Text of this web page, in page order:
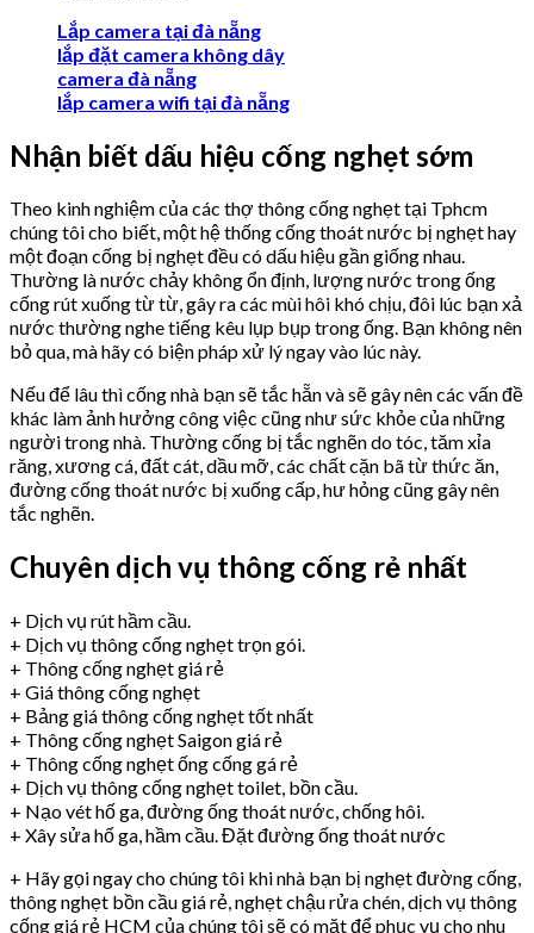
Lắp camera tại đà nẵng
lắp đặt camera không dây
camera đà nẵng
lắp camera wifi tại đà nẵng
Nhận biết dấu hiệu cống nghẹt sớm
Theo kinh nghiệm của các thợ thông cống nghẹt tại Tphcm
chúng tôi cho biết, một hệ thống cống thoát nước bị nghẹt hay
một đoạn cống bị nghẹt đều có dấu hiệu gần giống nhau.
Thường là nước chảy không ổn định, lượng nước trong ống
cống rút xuống từ từ, gây ra các mùi hôi khó chịu, đôi lúc bạn xả
nước thường nghe tiếng kêu lụp bụp trong ống. Bạn không nên
bỏ qua, mà hãy có biện pháp xử lý ngay vào lúc này.
Nếu để lâu thì cống nhà bạn sẽ tắc hẵn và sẽ gây nên các vấn đề
khác làm ảnh hưởng công việc cũng như sức khỏe của những
người trong nhà. Thường cống bị tắc nghẽn do tóc, tăm xỉa
răng, xương cá, đất cát, dầu mỡ, các chất cặn bã từ thức ăn,
đường cống thoát nước bị xuống cấp, hư hỏng cũng gây nên
tắc nghẽn.
Chuyên dịch vụ thông cống rẻ nhất
+ Dịch vụ rút hầm cầu.
+ Dịch vụ thông cống nghẹt trọn gói.
+ Thông cống nghẹt giá rẻ
+ Giá thông cống nghẹt
+ Bảng giá thông cống nghẹt tốt nhất
+ Thông cống nghẹt Saigon giá rẻ
+ Thông cống nghẹt ống cống gá rẻ
+ Dịch vụ thông cống nghẹt toilet, bồn cầu.
+ Nạo vét hố ga, đường ống thoát nước, chống hôi.
+ Xây sửa hố ga, hầm cầu. Đặt đường ống thoát nước
+ Hãy gọi ngay cho chúng tôi khi nhà bạn bị nghẹt đường cống,
thông nghẹt bồn cầu giá rẻ, nghẹt chậu rửa chén, dịch vụ thông
cống giá rẻ HCM của chúng tôi sẽ có mặt để phục vụ cho nhu